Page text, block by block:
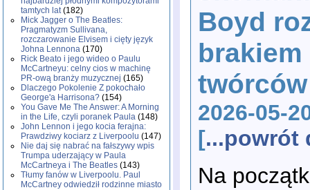
tamtych lat(182)
Mick Jagger o The Beatles:
Pragmatyzm Sullivana,
rozczarowanie Elvisem i cięty język
Johna Lennona (170)
Rick Beato i jego wideo o Paulu
McCartneyu: celny cios w machinę
PR-ową branży muzycznej (165)
Dlaczego Pokolenie Z pokochało
George'a Harrisona? (154)
You Gave Me The Answer: A Morning
in the Life, czyli poranek Paula (148)
John Lennon i jego kocia ferajna:
Prawdziwy kociarz z Liverpoolu (147)
Nie daj się nabrać na fałszywy wpis
Trumpa uderzający w Paula
McCartneya i The Beatles (143)
Tłumy fanów w Liverpoolu. Paul
McCartney odwiedził rodzinne miasto
Boyd
twórców
2026-05-
[...powrót
Na